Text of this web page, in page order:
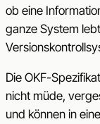
ob eine
ganze System
Die OKF-
nicht müde,
und können in